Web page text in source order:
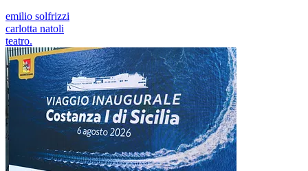
emilio solfrizzi
carlotta natoli
teatro.